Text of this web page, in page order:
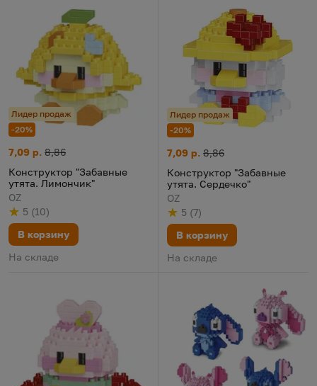
Лидер продаж
-20%
Конструктор "Забавные утята. Лимончик"
Цена:
7,09 р.
Старая цена:
8,86
Конструктор "Забавные
утята. Лимончик"
OZ
Рейтинг
5
из 5 (
по результату
10
голосов)
В корзину
На складе
Лидер продаж
-20%
Конструктор "Забавные
Цена:
7,09 р.
Старая цена:
8,86
Конструктор "Забавные
утята. Сердечко"
OZ
Рейтинг
5
из 5 (
по результату
7
голосов)
В корзину
На складе